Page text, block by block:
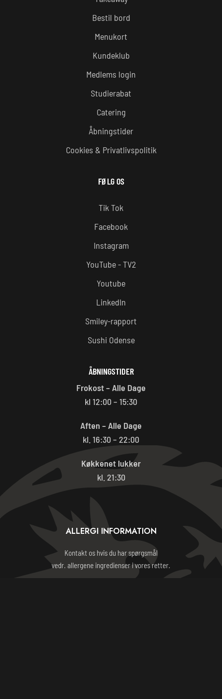
Bestil bord
Menukort
Kundeklub
Medlems login
Studierabat
Catering
Åbningstider
Cookies & Privatlivspolitik
FØLG OS
Tik Tok
Facebook
Instagram
YouTube - TV2
Youtube
LinkedIn
Smiley-rapport
Sushi Odense
ÅBNINGSTIDER
Frokost – Alle Dage
kl 12:00 – 15:30
Aften – Alle Dage
kl. 16:30 – 22:00
Køkkenet lukker
kl. 21:30
ALLERGI INFORMATION
Kontakt os hvis du har spørgsmål
vedr. allergene ingredienser i vores retter.